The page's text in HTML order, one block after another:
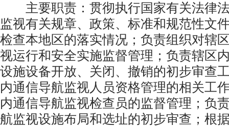
主要职责：贯彻执行国家有关法律
监视有关规章、政策、标准和规范性文
检查本地区的落实情况；负责组织对辖
视运行和安全实施监督管理；负责辖区
设施设备开放、关闭、撤销的初步审查
内通信导航监视人员资格管理的相关工
内通信导航监视检查员的监督管理；负
航监视设施布局和选址的初步审查；根